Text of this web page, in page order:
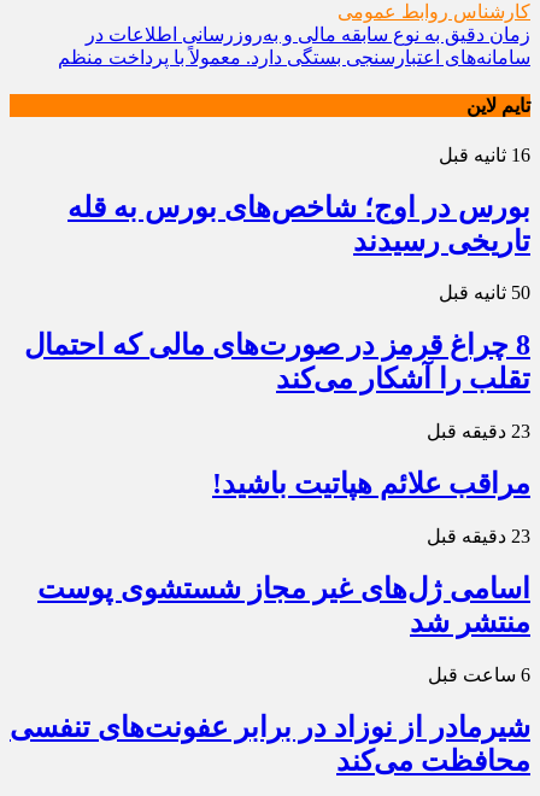
کارشناس روابط عمومی
زمان دقیق به نوع سابقه مالی و به‌روزرسانی اطلاعات در
سامانه‌های اعتبارسنجی بستگی دارد. معمولاً با پرداخت منظم
تایم لاین
16 ثانیه قبل
بورس در اوج؛ شاخص‌های بورس به قله
تاریخی رسیدند
50 ثانیه قبل
8 چراغ قرمز در صورت‌های مالی که احتمال
تقلب را آشکار می‌کند
23 دقیقه قبل
مراقب علائم هپاتیت باشید!
23 دقیقه قبل
اسامی ژل‌های غیر مجاز شستشوی پوست
منتشر شد
6 ساعت قبل
شیرمادر از نوزاد در برابر عفونت‌های تنفسی
محافظت می‌کند